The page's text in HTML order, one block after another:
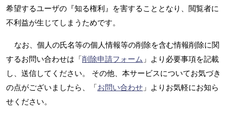
希望するユーザの『知る権利』を害することとなり、閲覧者に
不利益が生じてしまうためです。
なお、個人の氏名等の個人情報等の削除を含む情報削除に関
するお問い合わせは「削除申請フォーム 」より必要事項を記載
し、送信してください。 その他、本サービスについてお気づき
の点がございましたら、「お問い合わせ 」よりお気軽にお知ら
せください。